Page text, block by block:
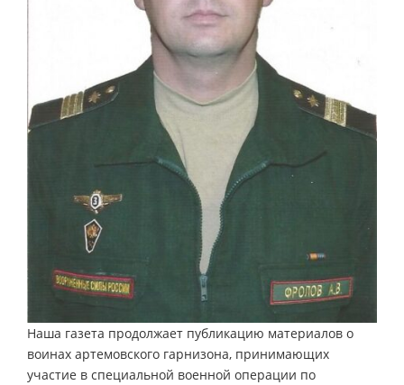
Наша газета продолжает публикацию материалов о
воинах артемовского гарнизона, принимающих
участие в специальной военной операции по